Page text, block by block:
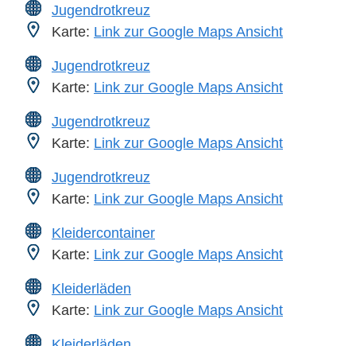
Jugendrotkreuz
Karte: Link zur Google Maps Ansicht
Jugendrotkreuz
Karte: Link zur Google Maps Ansicht
Jugendrotkreuz
Karte: Link zur Google Maps Ansicht
Jugendrotkreuz
Karte: Link zur Google Maps Ansicht
Kleidercontainer
Karte: Link zur Google Maps Ansicht
Kleiderläden
Karte: Link zur Google Maps Ansicht